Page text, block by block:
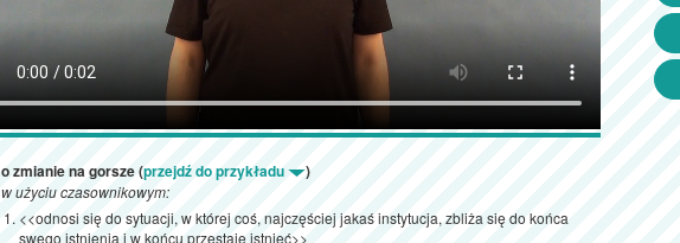
o zmianie na gorsze (przejdź do przykładu )
w użyciu czasownikowym:
<<odnosi się do sytuacji, w której coś, najczęściej jakaś instytucja, zbliża się do końca
swego istnienia i w końcu przestaje istnieć>>